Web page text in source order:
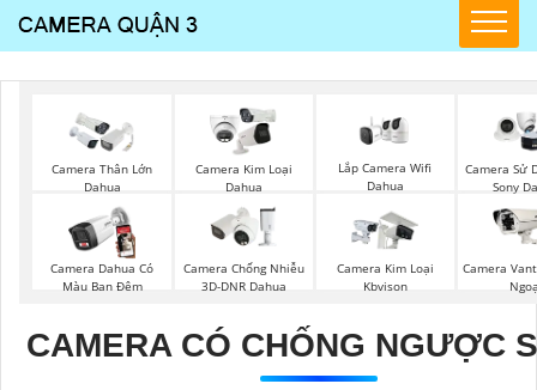
Camera Thân Lớn
Dahua
Camera Kim Loại
Dahua
Lắp Camera Wifi
Dahua
Camera Sử
Sony
Camera Dahua Có
Màu Ban Đêm
Camera Chống Nhiễu
3D-DNR Dahua
Camera Kim Loại
Kbvison
Camera
CAMERA CÓ CHỐNG NGƯỢC